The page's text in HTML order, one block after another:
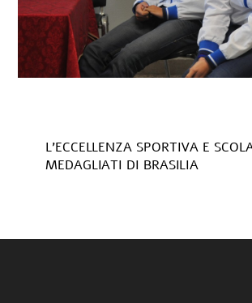
L’ECCELLENZA SPORTIVA E
MEDAGLIATI DI BRASILIA